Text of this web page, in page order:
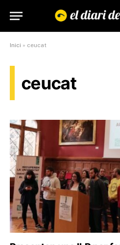
Inici » ceucat
ceucat